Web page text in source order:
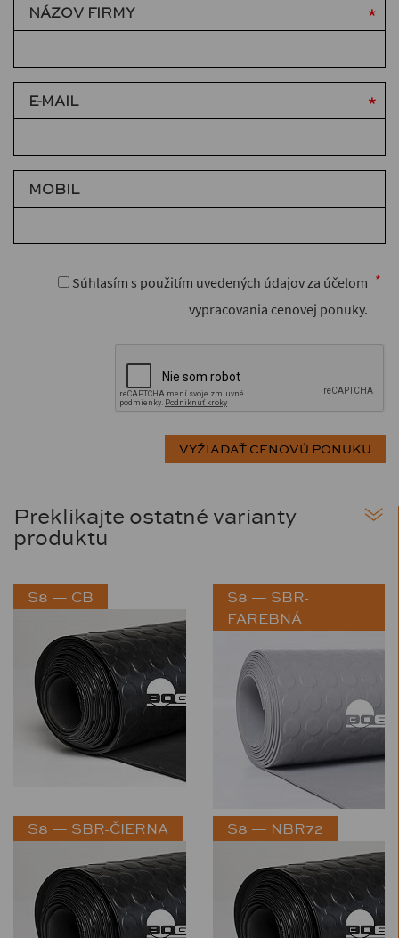
Preklikajte ostatné varianty
produktu
S8 — CB
S8 — SBR-
FAREBNÁ
S8 — SBR-ČIERNA S8 — NBR72
NÁZOV FIRMY
E-MAIL
MOBIL
vypracovania cenovej ponuky.